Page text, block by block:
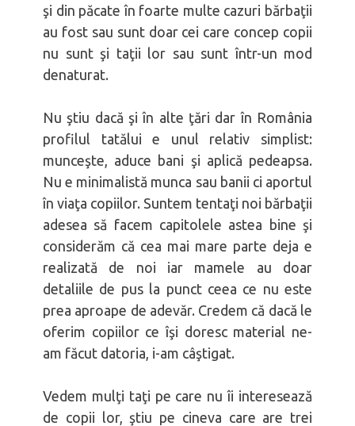
şi din păcate în foarte multe cazuri bărbaţii
au fost sau sunt doar cei care concep copii
nu sunt şi taţii lor sau sunt într-un mod
denaturat.
Nu ştiu dacă şi în alte ţări dar în România
profilul tatălui e unul relativ simplist:
munceşte, aduce bani şi aplică pedeapsa.
Nu e minimalistă munca sau banii ci aportul
în viaţa copiilor. Suntem tentaţi noi bărbaţii
adesea să facem capitolele astea bine şi
considerăm că cea mai mare parte deja e
realizată de noi iar mamele au doar
detaliile de pus la punct ceea ce nu este
prea aproape de adevăr. Credem că dacă le
oferim copiilor ce îşi doresc material ne-
am făcut datoria, i-am câştigat.
Vedem mulţi taţi pe care nu îi interesează
de copii lor, ştiu pe cineva care are trei